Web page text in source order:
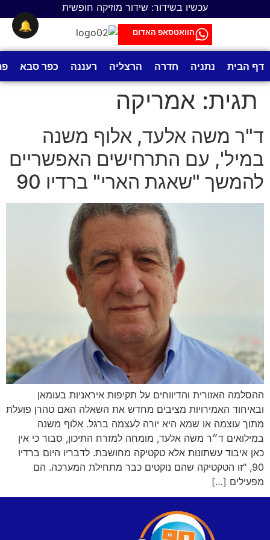
עכשיו בשידור: שידור מוזיקה חופשית
הוואטסאפ האדום
דף הבית נתניה חדרה הרצליה רעננה כפר סבא
תגית: אמריקה
ד"ר משה אלעד, אלוף משנה
במיל', עם התרחישים האפשריים
להמשך "שאגת הארי" ברדיו 90
ההסלמה האזורית והדיווחים על תקיפות איראניות בעומאן
ובאיחוד האמירויות מציבים מחדש את השאלה האם טהרן פועלת
מתוך עוצמה או שמא היא יורה לעצמה ברגל. אלוף משנה
במילואים ד״ר משה אלעד, מומחה למזרח התיכון, סבור כי אין
כאן איבוד עשתונות אלא טקטיקה מחושבת. לדבריו היום ברדיו
90, “זו הטקטיקה שהם נוקטים כבר מתחילת המערכה. הם
מפעילים […]
🔔